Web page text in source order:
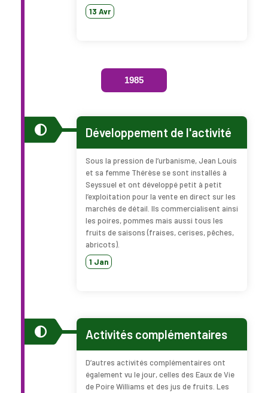
13 Avr
1985
Développement de l'activité
Sous la pression de l’urbanisme, Jean Louis
et sa femme Thérèse se sont installés à
Seyssuel et ont développé petit à petit
l’exploitation pour la vente en direct sur les
marchés de détail. Ils commercialisent ainsi
les poires, pommes mais aussi tous les
fruits de saisons (fraises, cerises, pêches,
abricots).
1 Jan
Activités complémentaires
D’autres activités complémentaires ont
également vu le jour, celles des Eaux de Vie
de Poire Williams et des jus de fruits. Les